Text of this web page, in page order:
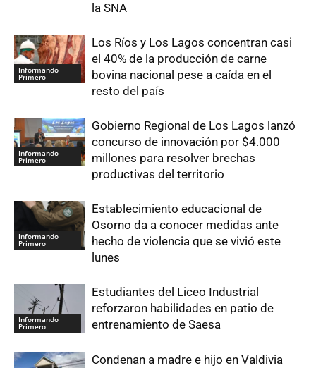
la SNA
Informando
Primero
Los Ríos y Los Lagos concentran casi
el 40% de la producción de carne
bovina nacional pese a caída en el
resto del país
Informando
Primero
Gobierno Regional de Los Lagos lanzó
concurso de innovación por $4.000
millones para resolver brechas
productivas del territorio
Informando
Primero
Establecimiento educacional de
Osorno da a conocer medidas ante
hecho de violencia que se vivió este
lunes
Informando
Primero
Estudiantes del Liceo Industrial
reforzaron habilidades en patio de
entrenamiento de Saesa
Condenan a madre e hijo en Valdivia